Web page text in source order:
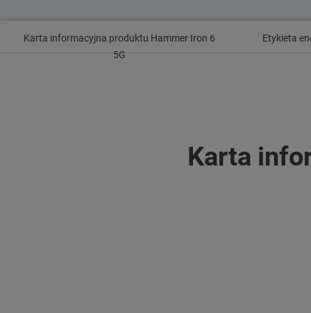
Karta informacyjna produktu Hammer Iron 6
5G
Etykieta
Karta